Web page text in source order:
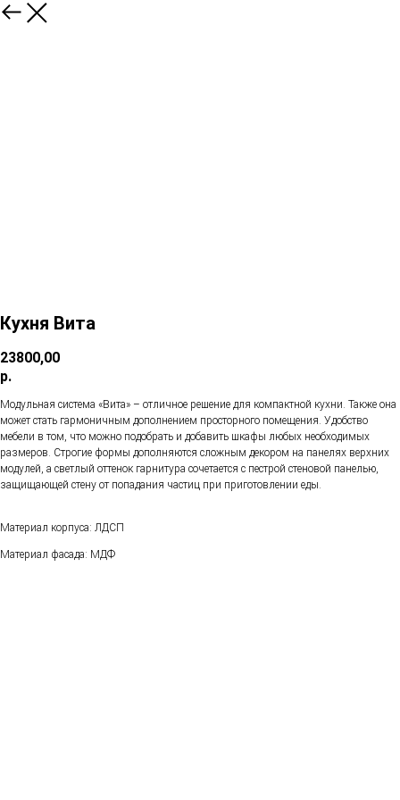
Кухня Вита
23800,00
р.
Модульная система «Вита» – отличное решение для компактной кухни. Также она
может стать гармоничным дополнением просторного помещения. Удобство
мебели в том, что можно подобрать и добавить шкафы любых необходимых
размеров. Строгие формы дополняются сложным декором на панелях верхних
модулей, а светлый оттенок гарнитура сочетается с пестрой стеновой панелью,
защищающей стену от попадания частиц при приготовлении еды.
Материал корпуса: ЛДСП
Материал фасада: МДФ